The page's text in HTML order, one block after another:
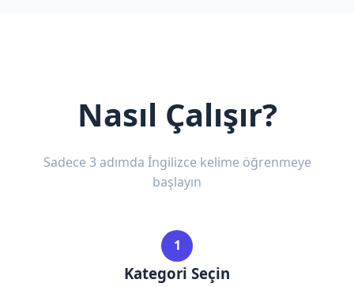
Nasıl Çalışır?
Sadece 3 adımda İngilizce kelime öğrenmeye
başlayın
1
Kategori Seçin